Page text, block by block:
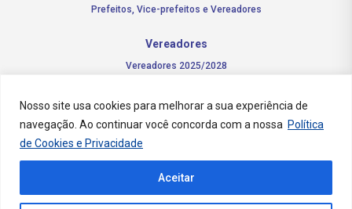
Nosso site usa cookies para melhorar a sua experiência de
navegação. Ao continuar você concorda com a nossa Política
de Cookies e Privacidade
Aceitar
Prefeitos, Vice-prefeitos e Vereadores
Vereadores
Vereadores 2025/2028
Notícias
Concursos